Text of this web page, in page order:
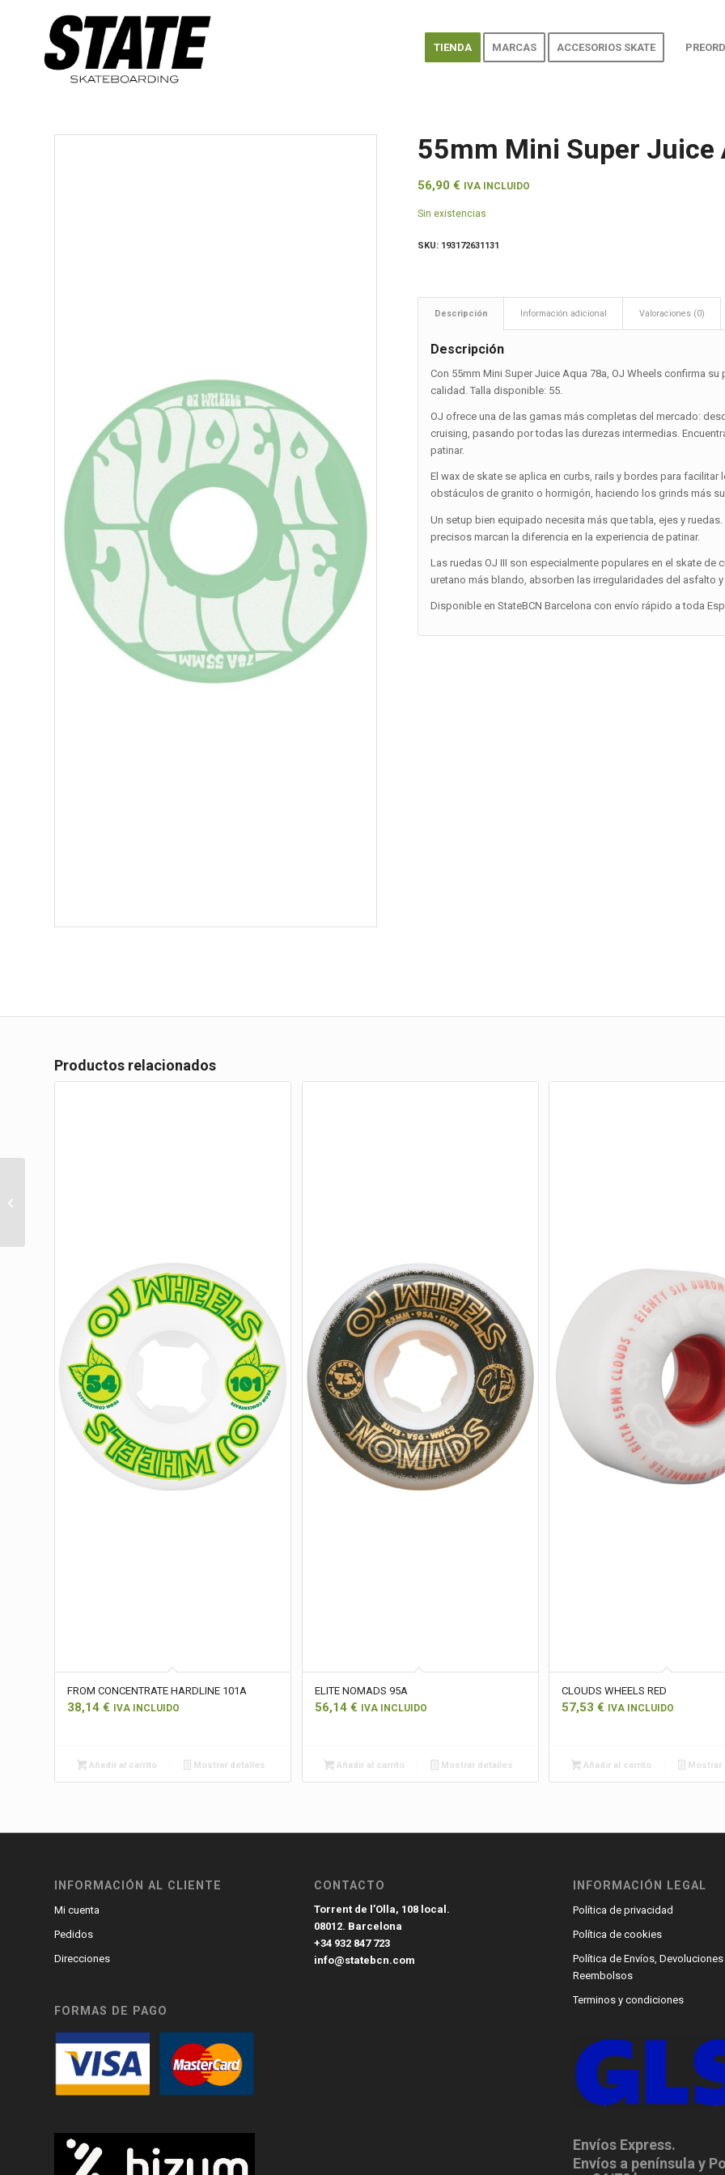
TIENDA MARCAS ACCESORIOS SKATE
55mm Mini Super Juice
56,90€ IVA INCLUIDO
Sin existencias
SKU: 193172631131
Descripción Información adicional Valoraciones (0)
Descripción
Con 55mm Mini Super Juice Aqua 78a, OJ Wheels confirma
calidad. Talla disponible: 55.
OJ ofrece una de las gamas más completas del mercado:
cruising, pasando por todas las durezas intermedias.
patinar.
El wax de skate se aplica en curbs, rails y bordes para
obstáculos de granito o hormigón, haciendo los grinds más
Un setup bien equipado necesita más que tabla, ejes y
precisos marcan la diferencia en la experiencia de patinar.
Las ruedas OJ III son especialmente populares en el skate
uretano más blando, absorben las irregularidades del asfalto
Disponible en StateBCN Barcelona con envío rápido a toda
Productos relacionados
FROM CONCENTRATE HARDLINE 101A
38,14 € IVA INCLUIDO
Añadir al carrito Mostrar detalles
ELITE NOMADS 95A
56,14 € IVA INCLUIDO
Añadir al carrito Mostrar detalles
CLOUDS WHEELS RED
57,53€ IVA INCLUIDO
Añadir al carrito Mostrar
INFORMACIÓN AL CLIENTE
Mi cuenta
Pedidos
Direcciones
FORMAS DE PAGO
CONTACTO
Torrent de l’Olla, 108 local.
08012. Barcelona
+34 932 847 723
info@statebcn.com
INFORMACIÓN LEGAL
Política de privacidad
Política de cookies
Política de Envíos, Devoluciones
Reembolsos
Terminos y condiciones
Envíos Express.
Envíos a península y